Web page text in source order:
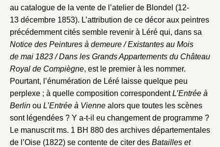
au catalogue de la vente de l’atelier de Blondel (12-
13 décembre 1853). L’attribution de ce décor aux peintres
précédemment cités semble revenir à Léré qui, dans sa
Notice des Peintures à demeure / Existantes au Mois
de mai 1823 / Dans les Grands Appartements du Château
Royal de Compiègne, est le premier à les nommer.
Pourtant, l’énumération de Léré laisse quelque peu
perplexe ; à quelle composition correspondentL’Entrée à
Berlin ou L’Entrée à Vienne alors que toutes les scènes
sont légendées ? Y a-t-il eu changement de programme ?
Le manuscrit ms. 1 BH 880 des archives départementales
de l’Oise (1822) se contente de citer des Batailles et